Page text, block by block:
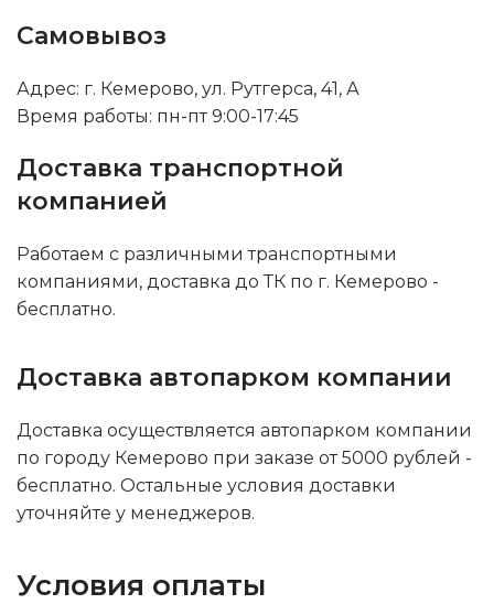
Самовывоз
Адрес: г. Кемерово, ул. Рутгерса, 41, А
Время работы: пн-пт 9:00-17:45
Доставка транспортной
компанией
Работаем с различными транспортными
компаниями, доставка до ТК по г. Кемерово -
бесплатно.
Доставка автопарком компании
Доставка осуществляется автопарком компании
по городу Кемерово при заказе от 5000 рублей -
бесплатно. Остальные условия доставки
уточняйте у менеджеров.
Условия оплаты